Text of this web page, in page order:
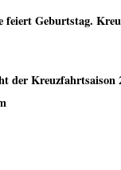
feiert Geburtstag.
der Kreuzfahrtsaison